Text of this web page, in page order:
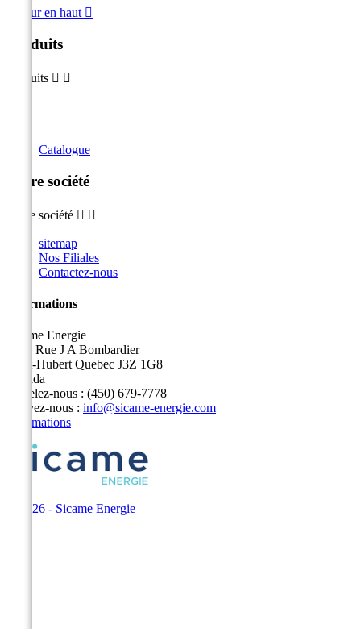
Retour en haut 
Produits
Produits  
Catalogue
Notre société
Notre société  
sitemap
Nos Filiales
Contactez-nous
Informations
Sicame Energie
5400 Rue J A Bombardier
Saint-Hubert Quebec J3Z 1G8
Canada
Appelez-nous : (450) 679-7778
Écrivez-nous : info@sicame-energie.com
Informations
© 2026 - Sicame Energie